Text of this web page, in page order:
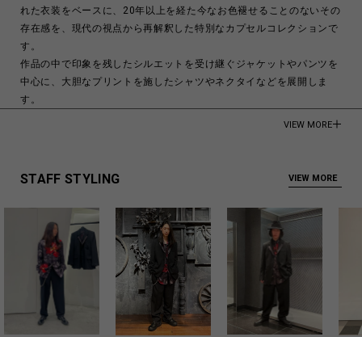
れた衣装をベースに、20年以上を経た今なお色褪せることのないその
存在感を、現代の視点から再解釈した特別なカプセルコレクションで
す。
作品の中で印象を残したシルエットを受け継ぐジャケットやパンツを
中心に、大胆なプリントを施したシャツやネクタイなどを展開しま
す。
また、本作の衣装制作をきっかけに生まれたシルバーアクセサリーも
※ウエスト内側部分、ポケットの袋布は総柄のデザインが施されたキ
ュプラ素材を使用しています。
100% Wool
100% Cupro
Made in Japan
商品についてよくあるお問い合わせはこちら
VIEW MORE
STAFF STYLING VIEW MORE